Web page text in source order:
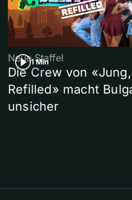
1 Min
Neue Staffel
Die Crew von
Refilled» macht
unsicher